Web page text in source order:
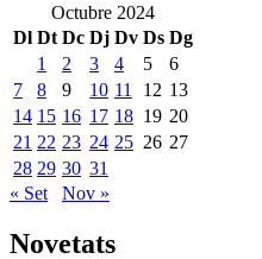
Octubre 2024
Dl Dt Dc Dj Dv Ds Dg
1
2 3 4 5
6
7
8 9 10 11 12 13
14 15 16 17 18 19 20
21 22 23 24 25 26 27
28 29 30 31
« Set
Nov »
Novetats